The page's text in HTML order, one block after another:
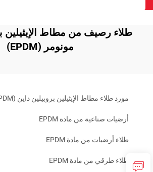
طلاء رصيف من مطاط الإيثيلين
مونومر (EPDM)
مورد طلاء مطاط الإيثيلين بروبيلين داين (EPDM)
أرضيات صناعية من مادة EPDM
طلاء أرضيات من مادة EPDM
طلاء طرقي من مادة EPDM